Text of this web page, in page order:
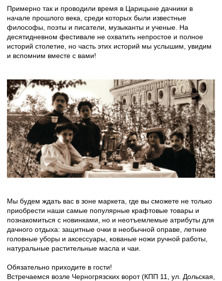
Примерно так и проводили время в Царицыне дачники в
начале прошлого века, среди которых были известные
философы, поэты и писатели, музыканты и ученые. На
десятидневном фестивале не охватить непростое и полное
историй столетие, но часть этих историй мы услышим, увидим
и вспомним вместе с вами!
Мы будем ждать вас в зоне маркета, где вы сможете не только
приобрести наши самые популярные крафтовые товары и
познакомиться с новинками, но и неотъемлемые атрибуты для
дачного отдыха: защитные очки в необычной оправе, летние
головные уборы и аксессуары, кованые ножи ручной работы,
натуральные растительные масла и чаи.
Обязательно приходите в гости!
Встречаемся возле Черногрязских ворот (КПП 11, ул. Дольская,